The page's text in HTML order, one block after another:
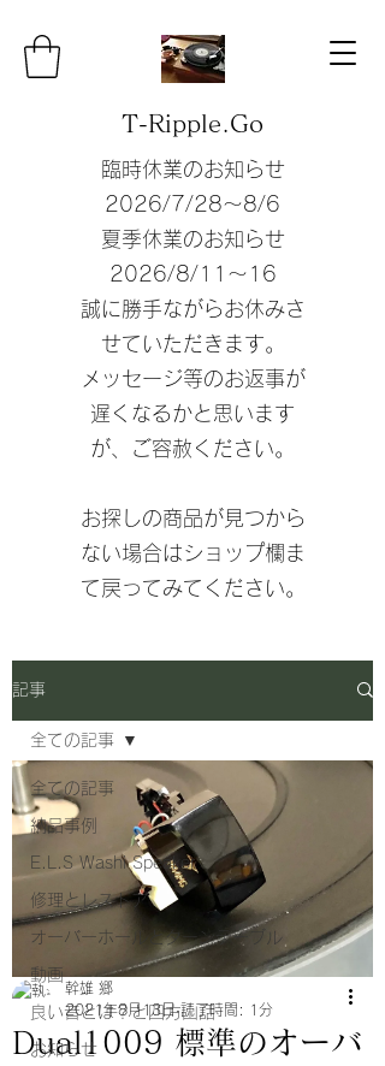
T-Ripple.Go
臨時休業のお知らせ
​2026/7/28〜8/6
夏季休業のお知らせ
​2026/8/11〜16
誠に勝手ながらお休みさ
せていただきます。
​メッセージ等のお返事が
遅くなるかと思います
が、ご容赦ください。
​お探しの商品が見つから
ない場合はショップ欄ま
て戻ってみてください。
記事
全ての記事
納品事例
E.L.S Washi Speaker
修理とレストア
オーバーホールとターンテーブル
動画
良い音とは？と四方山話
お知らせ
全ての記事
Dual1009 標準のオーバ
幹雄 郷
2021年8月13日 読了時間: 1分